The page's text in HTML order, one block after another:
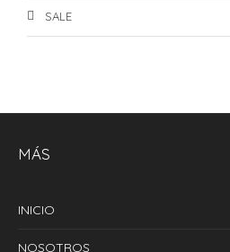
SALE
MÁS
INICIO
NOSOTROS